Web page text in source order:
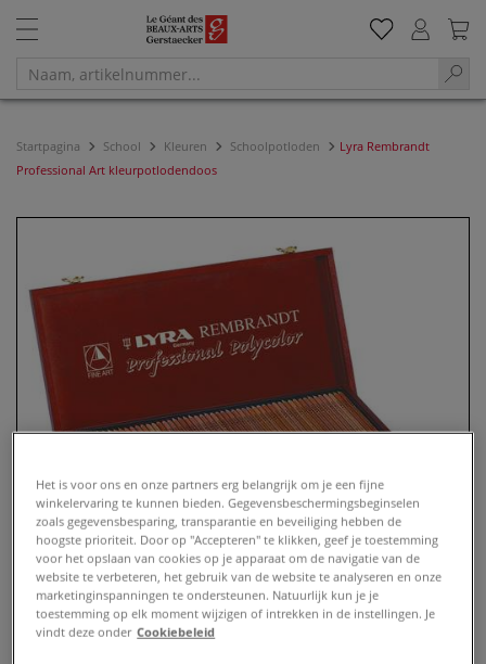
Startpagina School Kleuren Schoolpotloden
Lyra Rembrandt
Professional Art kleurpotlodendoos
Het is voor ons en onze partners erg belangrijk om je een fijne
winkelervaring te kunnen bieden. Gegevensbeschermingsbeginselen
zoals gegevensbesparing, transparantie en beveiliging hebben de
hoogste prioriteit. Door op "Accepteren" te klikken, geef je toestemming
voor het opslaan van cookies op je apparaat om de navigatie van de
website te verbeteren, het gebruik van de website te analyseren en onze
marketinginspanningen te ondersteunen. Natuurlijk kun je je
toestemming op elk moment wijzigen of intrekken in de instellingen. Je
vindt deze onder Cookiebeleid